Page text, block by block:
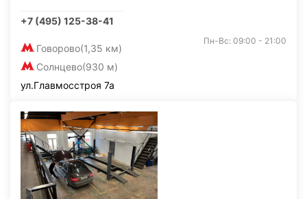
+7 (495) 125-38-41
Говорово(1,35 км)
Солнцево(930 м)
Пн-Вс: 09:00 - 21:00
ул.Главмосстроя 7а